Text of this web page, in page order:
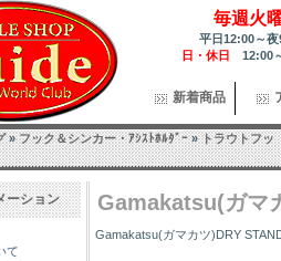
毎週火
平日12:00～
日・休日 12:00
新着商品
»フック＆シンカー・ｱｼｽﾄﾎﾙﾀﾞｰ»トラウトフッ
ーション
て
Gamakatsu(ガマ
Gamakatsu(ガマカツ)DRY